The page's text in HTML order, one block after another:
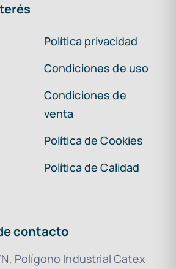
Política privacidad
Condiciones de uso
Condiciones de
venta
Política de Cookies
Política de Calidad
contacto
Polígono Industrial Catex